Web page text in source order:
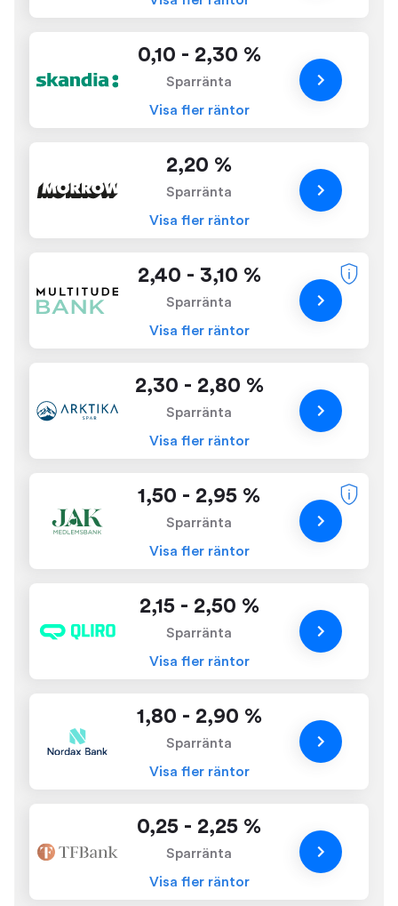
0,10 - 2,30 %
Sparränta
Visa fler räntor
2,20 %
Sparränta
Visa fler räntor
2,40 - 3,10 %
Sparränta
Visa fler räntor
2,30 - 2,80 %
Sparränta
Visa fler räntor
1,50 - 2,95 %
Sparränta
Visa fler räntor
2,15 - 2,50 %
Sparränta
Visa fler räntor
1,80 - 2,90 %
Sparränta
Visa fler räntor
0,25 - 2,25 %
Sparränta
Visa fler räntor